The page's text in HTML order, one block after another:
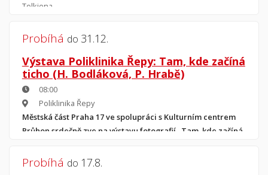
Tolkiena
Vydej se s námi na putování po Řepích, odpověz správně na
otázky a vyhraj cenu! Čeká tě 13 šifer a hádanek.
Probíhá do 31.12.
08:00
Poliklinika Řepy
Výstava Poliklinika Řepy: Tam, kde začíná
ticho (H. Bodláková, P. Hrabě)
Městská část Praha 17 ve spolupráci s Kulturním centrem
Průhon srdečně zve na výstavu fotografií „Tam, kde začíná
(Žufanova).
Probíhá do 17.8.